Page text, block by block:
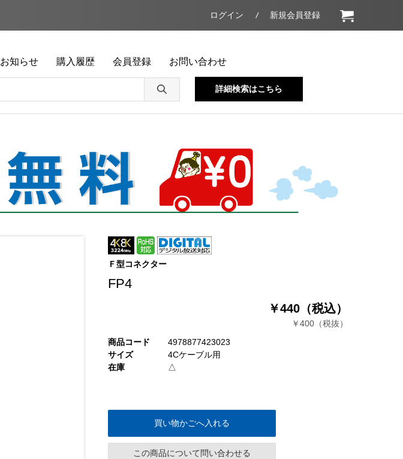
ログイン 新規会員登録
お知らせ 購入履歴 会員登録 お問い合わせ
詳細検索はこちら
Ｆ型コネクター
FP4
￥440（税込）
￥400（税抜）
商品コード
4978877423023
サイズ
4Cケーブル用
在庫
△
買い物かごへ入れる
この商品について問い合わせる